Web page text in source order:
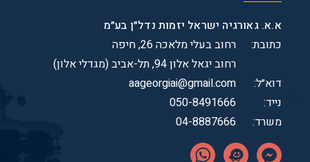
א.א. גאורגיה ישראל יזמות נדל״ן בע״מ
כתובת:
רחוב בעלי מלאכה 26, חיפה
רחוב יגאל אלון 94, תל-אביב (מגדלי אלון)
דוא״ל:
aageorgiai@gmail.com
נייד:
050-8491666
משרד:
04-8887666